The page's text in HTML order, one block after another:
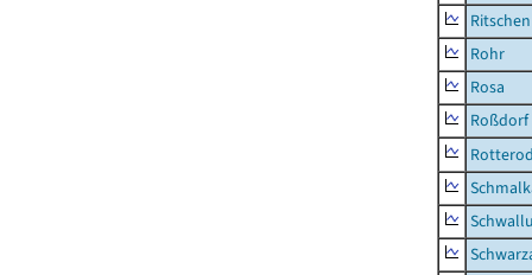
Rohr
Rosa
Roßdorf